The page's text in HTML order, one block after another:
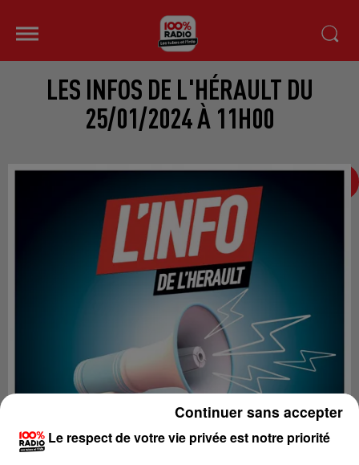
LES INFOS DE L'HÉRAULT DU
25/01/2024 À 11H00
Le respect de votre vie privée est notre priorité
Continuer sans accepter